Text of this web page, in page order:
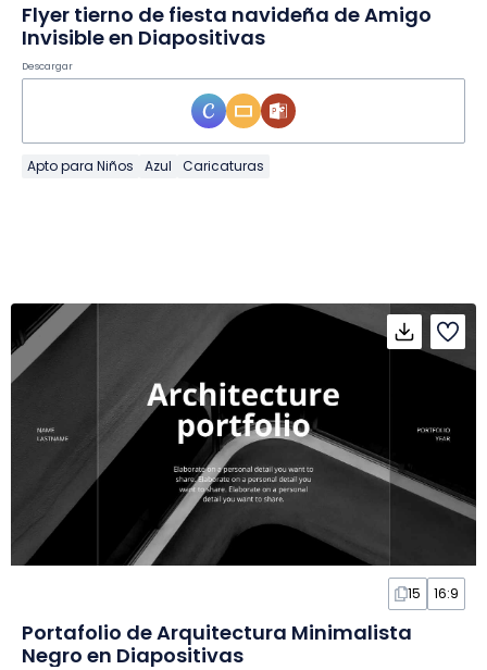
Flyer tierno de fiesta navideña de Amigo
Invisible en Diapositivas
Descargar
Apto para Niños Azul Caricaturas
15 16:9
Portafolio de Arquitectura Minimalista
Negro en Diapositivas